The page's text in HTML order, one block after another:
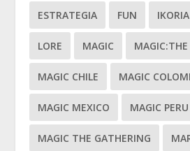
ESTRATEGIA FUN IKORIA
LORE MAGIC
MAGIC CHILE MAGIC
MAGIC MEXICO MAGIC PERU
MAGIC THE GATHERING